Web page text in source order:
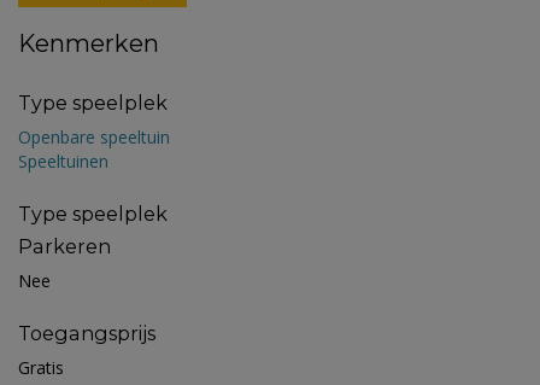
Kenmerken
Type speelplek
Openbare speeltuin
Speeltuinen
Type speelplek
Parkeren
Nee
Toegangsprijs
Gratis